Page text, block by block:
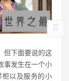
但下面要说的这
事发生在一个小
以及服务的小